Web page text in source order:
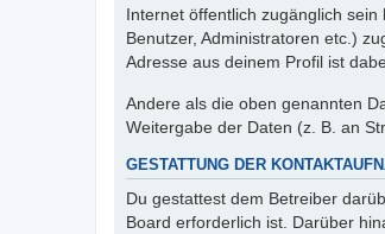
Internet öffentlich zugänglich
Benutzer, Administratoren etc.)
Adresse aus deinem Profil ist
Andere als die oben genannten
Weitergabe der Daten (z. B. an
GESTATTUNG DER
Du gestattest dem Betreiber
Board erforderlich ist. Darüber